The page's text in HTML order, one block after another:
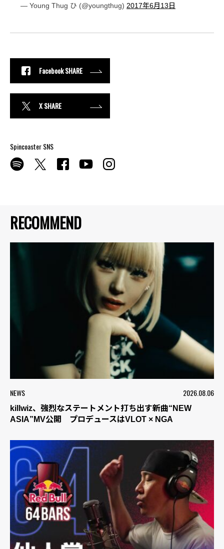
RECOMMEND
NEWS 2026.08.06
killwiz、強烈なステートメント打ち出す新曲“NEW
ASIA”MV公開 プロデュースはVLOT × NGA
— Young Thug ひ (@youngthug) 2017年6月13日
Facebook SHARE
X SHARE
Spincoaster SNS